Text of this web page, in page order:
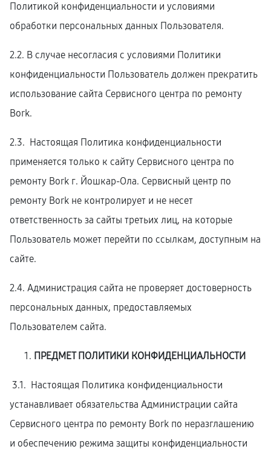
Политикой конфиденциальности и условиями
обработки персональных данных Пользователя.
2.2. В случае несогласия с условиями Политики
конфиденциальности Пользователь должен прекратить
использование сайта Сервисного центра по ремонту
Bork.
2.3. Настоящая Политика конфиденциальности
применяется только к сайту Сервисного центра по
ремонту Bork г. Йошкар-Ола. Сервисный центр по
ремонту Bork не контролирует и не несет
ответственность за сайты третьих лиц, на которые
Пользователь может перейти по ссылкам, доступным на
сайте.
2.4. Администрация сайта не проверяет достоверность
персональных данных, предоставляемых
Пользователем сайта.
ПРЕДМЕТ ПОЛИТИКИ КОНФИДЕНЦИАЛЬНОСТИ
3.1. Настоящая Политика конфиденциальности
устанавливает обязательства Администрации сайта
Сервисного центра по ремонту Bork по неразглашению
и обеспечению режима защиты конфиденциальности